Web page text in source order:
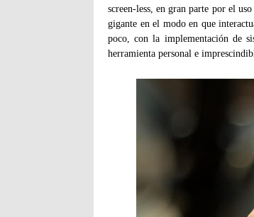
screen-less, en gran parte por el
gigante en el modo en que
poco, con la implementación de
herramienta personal e